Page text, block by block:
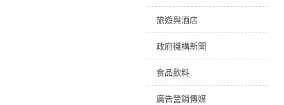
旅遊與酒店
政府機構新聞
食品飲料
廣告營銷傳媒